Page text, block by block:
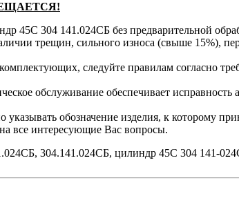
45С 304 141.024СБ без предварительной
трещин, сильного износа (свыше 15%),
следуйте правилам согласно
обслуживание обеспечивает исправность
указывать обозначение изделия, к которому
все интересующие Вас вопросы.
304.141.024СБ, цилиндр 45С 304 141-